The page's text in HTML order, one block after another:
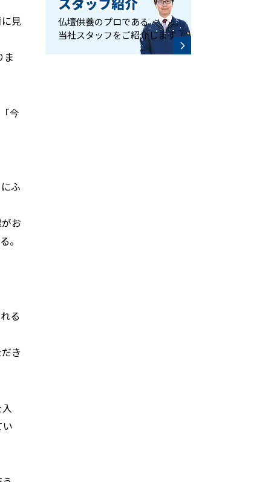
見
ま
今
ふ
お
。
る
き
仏壇供養のプロである
当社スタッフをご紹介します